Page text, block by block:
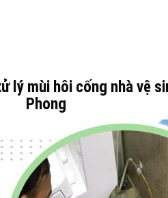
lý mùi hôi cống nhà vệ
Phong